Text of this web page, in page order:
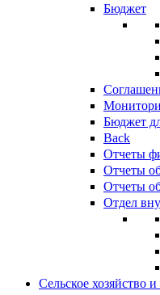
Бюджет
Бюджет
Back
Отчеты
Отчеты
Отчеты
Отдел
Сельское хозяйство